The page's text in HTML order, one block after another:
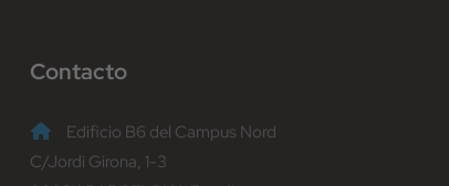
Contacto
Edificio B6 del Campus Nord
C/Jordi Girona, 1-3